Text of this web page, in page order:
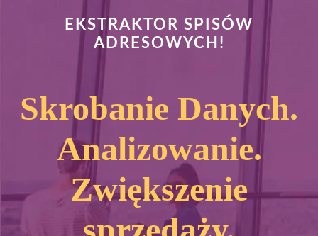
EKSTRAKTOR SPISÓW
ADRESOWYCH!
Skrobanie Danych.
Analizowanie.
Zwiększenie